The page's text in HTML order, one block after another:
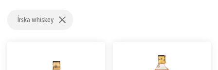
Írska whiskey